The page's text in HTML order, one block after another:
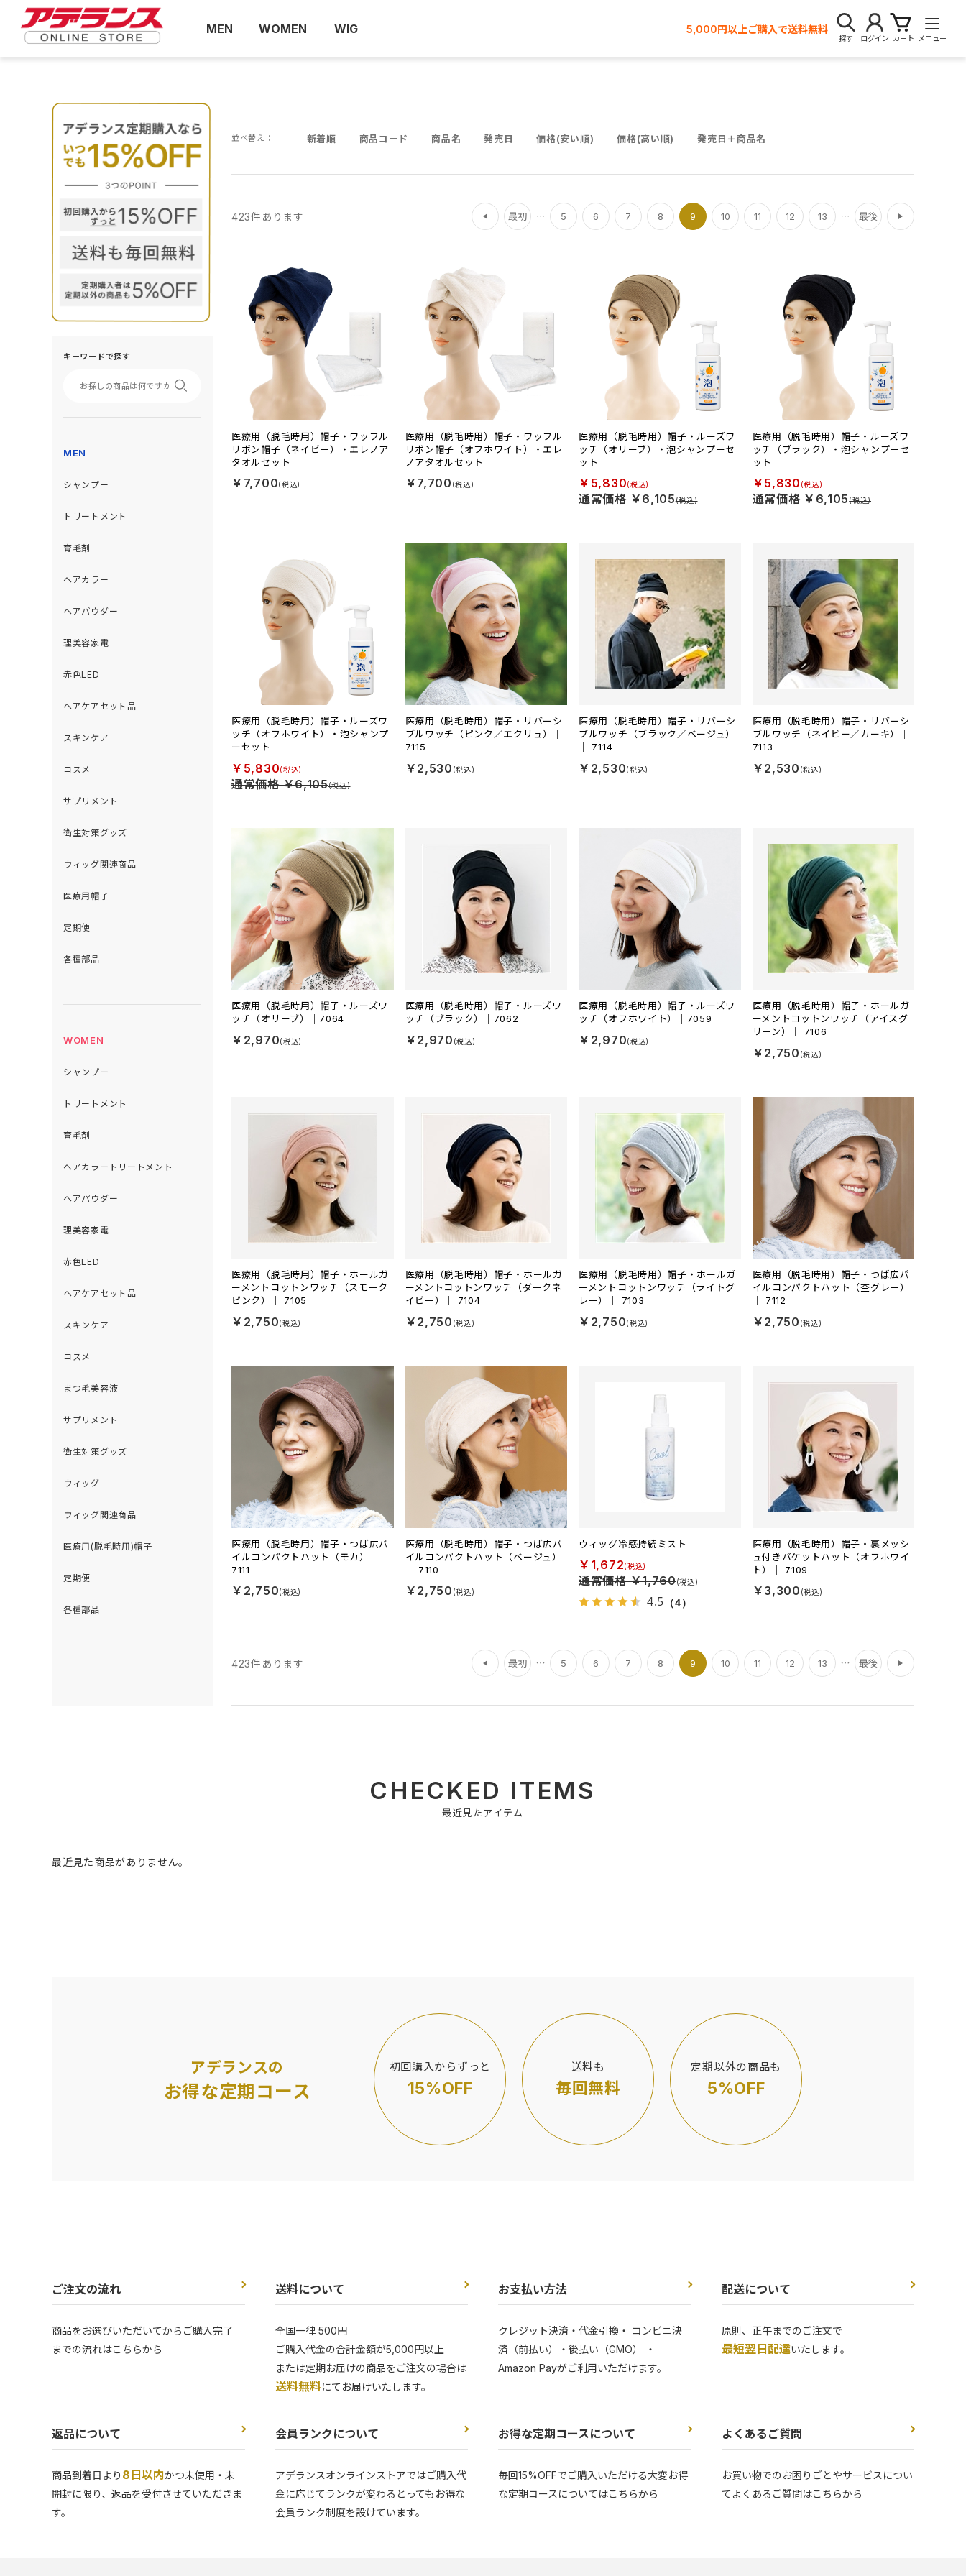
MEN WOMEN WIG 5,000円以上ご購入で送料無料
探す ログイン カート メニュー
キーワードで探す
MEN
シャンプー
トリートメント
育毛剤
ヘアカラー
ヘアパウダー
理美容家電
赤色LED
ヘアケアセット品
スキンケア
コスメ
サプリメント
衛生対策グッズ
ウィッグ関連商品
医療用帽子
定期便
各種部品
WOMEN
シャンプー
トリートメント
育毛剤
ヘアカラートリートメント
ヘアパウダー
理美容家電
赤色LED
ヘアケアセット品
スキンケア
コスメ
まつ毛美容液
サプリメント
衛生対策グッズ
ウィッグ
ウィッグ関連商品
医療用(脱毛時用)帽子
定期便
各種部品
並べ替え： 新着順 商品コード 商品名 発売日 価格(安い順) 価格(高い順) 発売日＋商品名
423件あります 最初
前
5 6 7 8 9 10 11 12 13 最後
医療用（脱毛時用）帽子・ワッフル
リボン帽子（ネイビー）・エレノア
タオルセット
￥7,700
医療用（脱毛時用）帽子・ワッフル
リボン帽子（オフホワイト）・エレ
ノアタオルセット
￥7,700
医療用（脱毛時用）帽子・ルーズワ
ッチ（オリーブ）・泡シャンプーセ
ット
￥5,830
通常価格 ￥6,105
医療用（脱毛時用）帽子・ルーズワ
ッチ（ブラック）・泡シャンプーセ
ット
￥5,830
通常価格 ￥6,105
医療用（脱毛時用）帽子・ルーズワ
ッチ（オフホワイト）・泡シャンプ
ーセット
￥5,830
通常価格 ￥6,105
医療用（脱毛時用）帽子・リバーシ
ブルワッチ（ピンク／エクリュ）｜
7115
￥2,530
医療用（脱毛時用）帽子・リバーシ
ブルワッチ（ブラック／ベージュ）
｜ 7114
￥2,530
医療用（脱毛時用）帽子・リバーシ
ブルワッチ（ネイビー／カーキ）｜
7113
￥2,530
医療用（脱毛時用）帽子・ルーズワ
ッチ（オリーブ）｜7064
￥2,970
医療用（脱毛時用）帽子・ルーズワ
ッチ（ブラック）｜7062
￥2,970
医療用（脱毛時用）帽子・ルーズワ
ッチ（オフホワイト）｜7059
￥2,970
医療用（脱毛時用）帽子・ホールガ
ーメントコットンワッチ（アイスグ
リーン）｜ 7106
￥2,750
医療用（脱毛時用）帽子・ホールガ
ーメントコットンワッチ（スモーク
ピンク）｜ 7105
￥2,750
医療用（脱毛時用）帽子・ホールガ
ーメントコットンワッチ（ダークネ
イビー）｜ 7104
￥2,750
医療用（脱毛時用）帽子・ホールガ
ーメントコットンワッチ（ライトグ
レー）｜ 7103
￥2,750
医療用（脱毛時用）帽子・つば広パ
イルコンパクトハット（杢グレー）
｜ 7112
￥2,750
医療用（脱毛時用）帽子・つば広パ
イルコンパクトハット（モカ）｜
7111
￥2,750
医療用（脱毛時用）帽子・つば広パ
イルコンパクトハット（ベージュ）
｜ 7110
￥2,750
ウィッグ冷感持続ミスト
￥1,672
通常価格 ￥1,760
4.5 （4）
医療用（脱毛時用）帽子・裏メッシ
ュ付きバケットハット（オフホワイ
ト）｜ 7109
￥3,300
423件あります 最初
前
5 6 7 8 9 10 11 12 13 最後
CHECKED ITEMS
最近見たアイテム
最近見た商品がありません。
アデランスの
お得な定期コース
初回購入からずっと
15%OFF
送料も
毎回無料
定期以外の商品も
5%OFF
ご注文の流れ
商品をお選びいただいてからご購入完了
までの流れはこちらから
送料について
全国一律 500円
ご購入代金の合計金額が5,000円以上
または定期お届けの商品をご注文の場合は
送料無料にてお届けいたします。
お支払い方法
クレジット決済・代金引換・ コンビニ決
済（前払い）・後払い（GMO） ・
Amazon Payがご利用いただけます。
配送について
原則、正午までのご注文で
最短翌日配達いたします。
返品について
商品到着日より 8日以内かつ未使用・未
開封に限り、返品を受付させていただきま
す。
会員ランクについて
アデランスオンラインストアではご購入代
金に応じてランクが変わるとってもお得な
会員ランク制度を設けています。
お得な定期コースについて
毎回15%OFFでご購入いただける大変お得
な定期コースについてはこちらから
よくあるご質問
お買い物でのお困りごとやサービスについ
てよくあるご質問はこちらから